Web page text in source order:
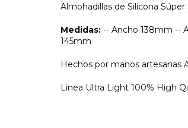
Almohadillas de Silicona Súper
Medidas: -- Ancho 138mm --
145mm
Hechos por manos artesanas
Linea Ultra Light 100% High